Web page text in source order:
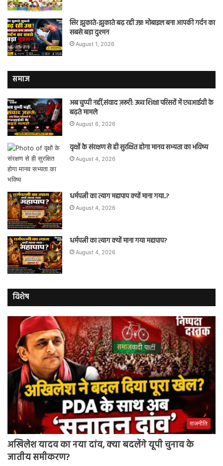
सिर झुकाते-झुकाते बढ़ रही उम्र! मोबाइल बना आपकी गर्दन का
सबसे बड़ा दुश्मन
August 1, 2026
समाज
अब चुप्पी नहीं,संवाद ज़रूरी: उच्च शिक्षा परिसरों में एचआईवी के
बढ़ते मामले
August 6, 2026
वृक्षों के संरक्षण से ही सुरक्षित होगा मानव सभ्यता का भविष्य
August 4, 2026
धर्मपत्नी का त्याग महापाप क्यों माना गया..?
August 4, 2026
धर्मपत्नी का त्याग क्यों माना गया महापाप?
August 4, 2026
विशेष
राजनीति
अखिलेश यादव का नया दांव, क्या बदलेंगे यूपी चुनाव के
जातीय समीकरण?